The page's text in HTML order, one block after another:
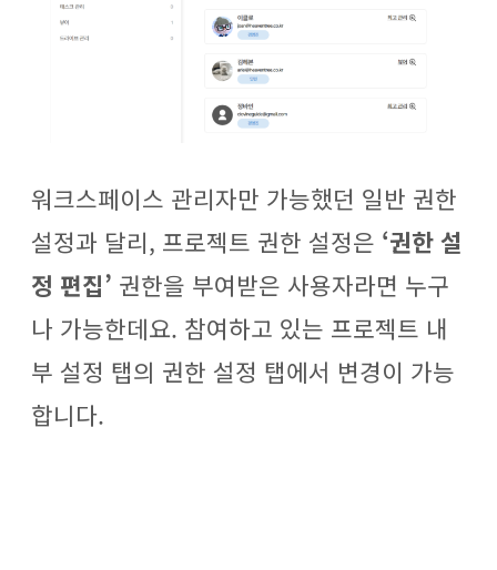
워크스페이스 관리자만 가능했던 일반 권한
설정과 달리, 프로젝트 권한 설정은 ‘권한 설
정 편집’ 권한을 부여받은 사용자라면 누구
나 가능한데요. 참여하고 있는 프로젝트 내
부 설정 탭의 권한 설정 탭에서 변경이 가능
합니다.